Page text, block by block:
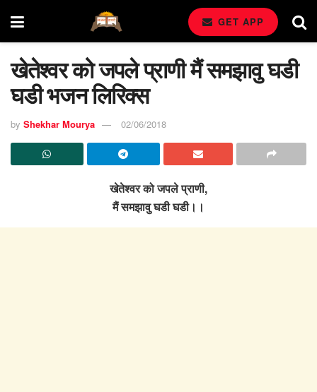
GET APP
खेतेश्वर को जपले प्राणी मैं समझावु घडी
घडी भजन लिरिक्स
by Shekhar Mourya 02/06/2018
खेतेश्वर को जपले प्राणी,
मैं समझावु घडी घडी।।